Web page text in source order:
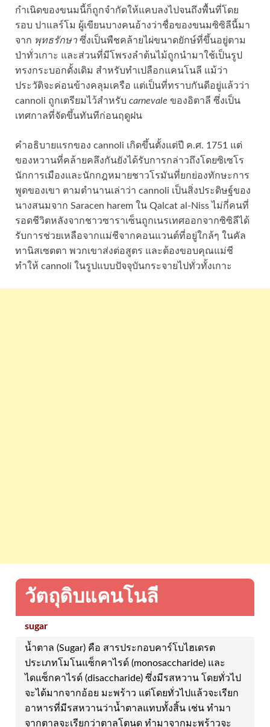
กำเนิดของขนมนี้ก็ถูกจำกัดให้แคบลงไปจนถึงพื้นที่โดย
รอบ ปาแลร์โม ผู้เขียนบางคนอ้างว่าชื่อของขนมซิซิลีนี้มา
จาก พุทธรักษา ซึ่งเป็นพืชคล้ายไผ่ขนาดยักษ์ที่ขึ้นอยู่ตาม
ป่าทั่วเกาะ และส่วนที่มีโพรงลำต้นไม้ถูกนำมาใช้เป็นรูป
ทรงกระบอกดั้งเดิม สำหรับทำเปลือกแคนโนลี แม้ว่า
ประวัติจะค่อนข้างคลุมเครือ แต่เป็นที่ทราบกันดีอยู่แล้วว่า
cannoli ถูกเตรียมไว้สำหรับ carnevale ของอิตาลี ซึ่งเป็น
เทศกาลที่จัดขึ้นทันทีก่อนฤดูฝน
คำอธิบายแรกของ cannoli เกิดขึ้นตั้งแต่ปี ค.ศ. 1751 แต่
ของหวานที่คล้ายคลึงกันยังได้รับการกล่าวถึงโดยซิเซโร
นักการเมืองและนักกฎหมายชาวโรมันที่ยกย่องทักษะการ
พูดของเขา ตามตำนานเล่าว่า cannoli เป็นสิ่งประดิษฐ์ของ
นางสนมจาก Saracen harem ใน Qalcat al-Niss ไม่กี่คนที่
รอดชีวิตหลังจากชาวซาราเซ็นถูกเนรเทศออกจากซิซิลีได้
รับการช่วยเหลือจากแม่ชีจากคอนแวนต์ที่อยู่ใกล้ๆ ในคัล
ทานิสเซตตา พวกเขาส่งต่อสูตร และต้องขอบคุณแม่ชี
ทำให้ cannoli ในรูปแบบปัจจุบันกระจายไปทั่วทั้งเกาะ
วัตถุดิบแคนโนลี
sugar
น้ำตาล (Sugar) คือ สารประกอบคาร์โบไฮเดรต
ประเภทโมโนแซ็กคาไรด์ (monosaccharide) และ
ไดแซ็กคาไรด์ (disaccharide) ซึ่งมีรสหวาน โดยทั่วไป
จะได้มากจากอ้อย มะพร้าว แต่โดยทั่วไปแล้วจะเรียก
อาหารที่มีรสหวานว่าน้ำตาลแทบทั้งสิ้น เช่น ทำมา
จากตาลจะเรียกว่าตาลโตนด ทำมาจากมะพร้าวจะ